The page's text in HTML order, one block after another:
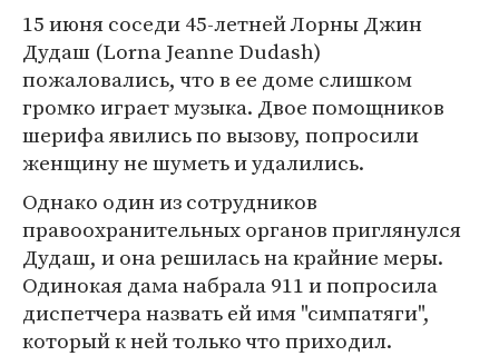
15 июня соседи 45-летней Лорны Джин
Дудаш (Lorna Jeanne Dudash)
пожаловались, что в ее доме слишком
громко играет музыка. Двое помощников
шерифа явились по вызову, попросили
женщину не шуметь и удалились.
Однако один из сотрудников
правоохранительных органов приглянулся
Дудаш, и она решилась на крайние меры.
Одинокая дама набрала 911 и попросила
диспетчера назвать ей имя "симпатяги",
который к ней только что приходил.